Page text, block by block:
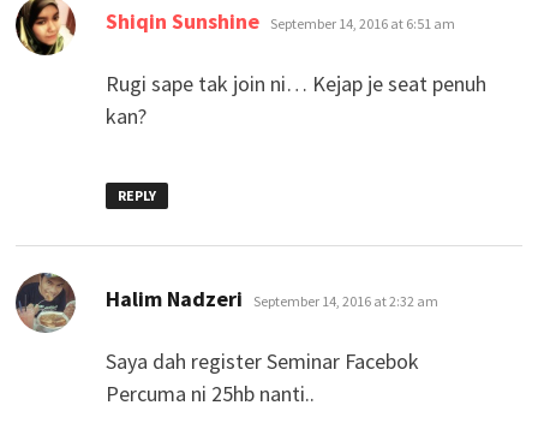
Shiqin Sunshine says:
September 14, 2016 at 6:51 am
Rugi sape tak join ni… Kejap je seat penuh
kan?
REPLY
Halim Nadzeri says:
September 14, 2016 at 2:32 am
Saya dah register Seminar Facebok
Percuma ni 25hb nanti..